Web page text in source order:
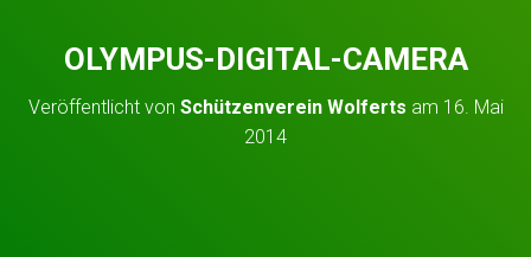
OLYMPUS-DIGITAL-CAMERA
Veröffentlicht von Schützenverein Wolferts am 16. Mai
2014